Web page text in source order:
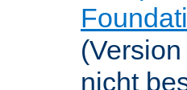
nicht